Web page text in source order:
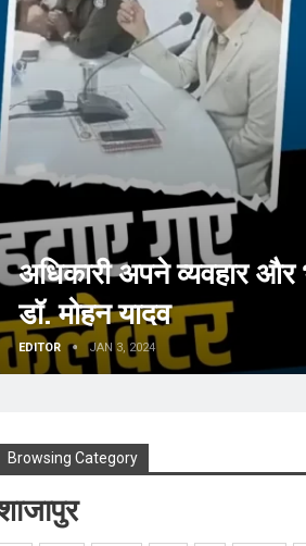
अधिकारी अपने व्यवहार और
डॉ. मोहन यादव
EDITOR JAN 3, 2024
Browsing Category